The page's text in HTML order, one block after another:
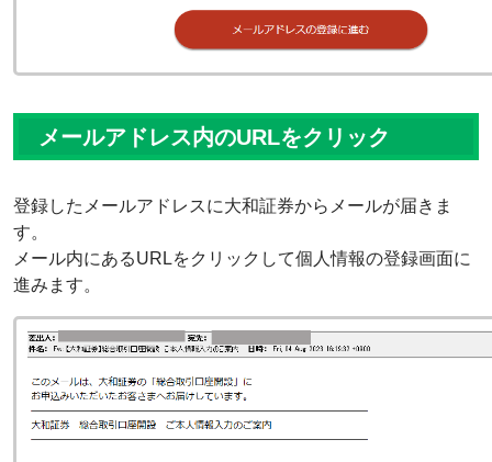
メールアドレス内のURLをクリック
登録したメールアドレスに大和証券からメールが届きま
す。
メール内にあるURLをクリックして個人情報の登録画面に
進みます。